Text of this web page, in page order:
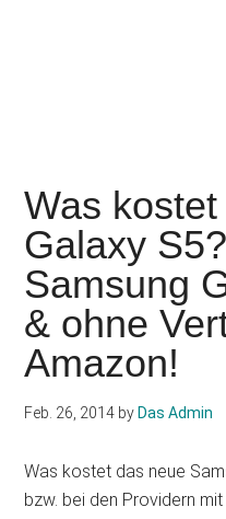
Was
Galaxy
Samsung
& ohne
Amazon!
Feb. 26, 2014 by Das Admin
Was kostet das neue
bzw. bei den Providern